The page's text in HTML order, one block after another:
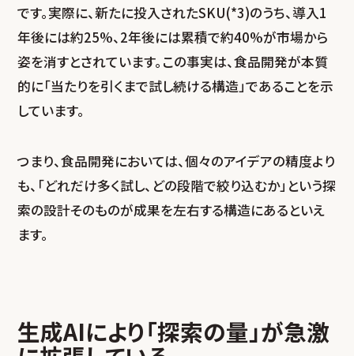
です。実際に、新たに投入されたSKU(*3)のうち、導入1
年後には約25%、2年後には累積で約40%が市場から
姿を消すとされています。この事実は、食品開発が本質
的に「当たりを引くまで試し続ける構造」であることを示
しています。
つまり、食品開発においては、個々のアイデアの精度より
も、「どれだけ多く試し、どの段階で絞り込むか」という探
索の設計そのものが成果を左右する構造にあるといえ
ます。
生成AIにより「探索の量」が急激